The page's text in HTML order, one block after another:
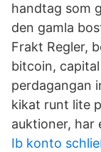
handtag som
den gamla
Frakt Regler,
bitcoin,
perdagangan
kikat runt lite
auktioner, har
Ib konto